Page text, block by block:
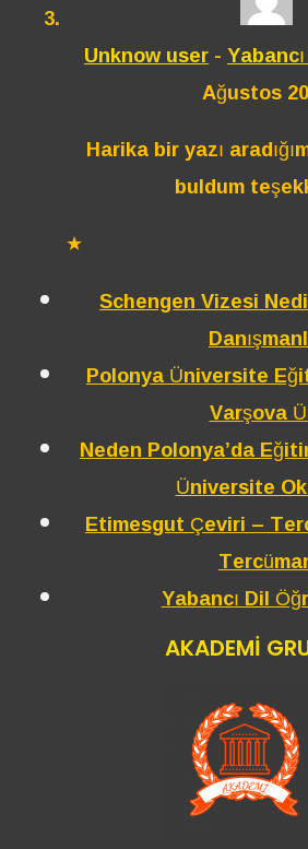
Unknow user-
Ağustos
Harika bir yazı
buldum
★
Schengen Vizesi
Polonya Üniversite
Varşova
Neden Polonya’da
Üniversite
Etimesgut Çeviri –
Yabancı Dil
AKADEMİ